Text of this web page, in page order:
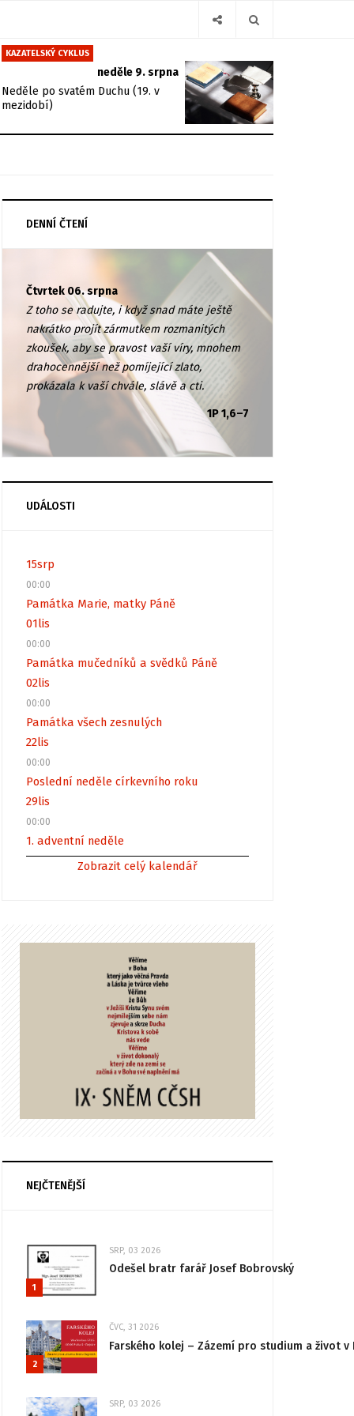
KAZATELSKÝ CYKLUS
neděle 9. srpna
Neděle po svatém Duchu (19. v
mezidobí)
DENNÍ ČTENÍ
Čtvrtek 06. srpna
Z toho se radujte, i když snad máte ještě
nakrátko projít zármutkem rozmanitých
zkoušek, aby se pravost vaší víry, mnohem
drahocennější než pomíjející zlato,
prokázala k vaší chvále, slávě a cti.
1P 1,6–7
UDÁLOSTI
15srp
00:00
Památka Marie, matky Páně
01lis
00:00
Památka mučedníků a svědků Páně
02lis
00:00
Památka všech zesnulých
22lis
00:00
Poslední neděle církevního roku
29lis
00:00
1. adventní neděle
Zobrazit celý kalendář
NEJČTENĚJŠÍ
1
SRP, 03 2026
Odešel bratr farář Josef Bobrovský
2
ČVC, 31 2026
Farského kolej – Zázemí pro studium a život v
SRP, 03 2026